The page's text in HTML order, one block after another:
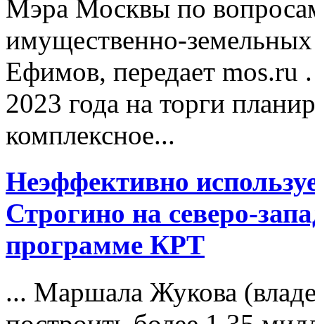
Мэра Москвы по
имущественно-
Ефимов, передает mos.ru
2023 года на торги
комплексное...
Неэффективно
Строгино на северо-
программе КРТ
... Маршала Жукова